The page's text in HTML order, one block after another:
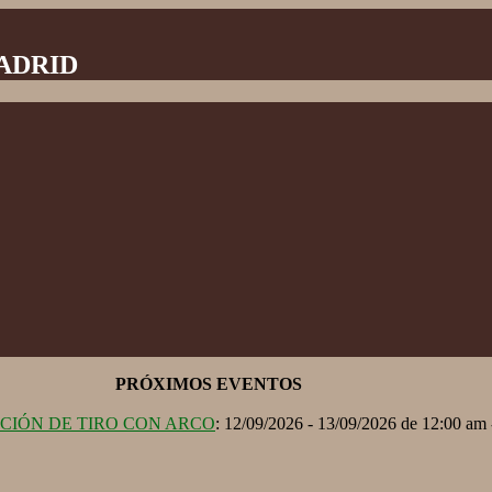
PRÓXIMOS EVENTOS
DE TIRO CON ARCO: 12/09/2026 - 13/09/2026 de 12:00 am